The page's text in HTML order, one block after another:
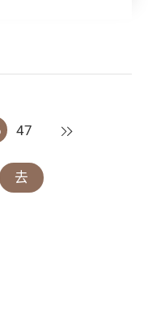
47 下一页
去